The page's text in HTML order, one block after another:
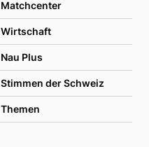
Matchcenter
Wirtschaft
Nau Plus
Stimmen der Schweiz
Themen